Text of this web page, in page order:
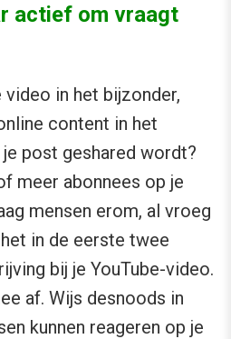
actief om vraagt
in het bijzonder,
content in het
post geshared wordt?
meer abonnees op je
mensen erom, al vroeg
in de eerste twee
bij je YouTube-video.
af. Wijs desnoods in
kunnen reageren op je